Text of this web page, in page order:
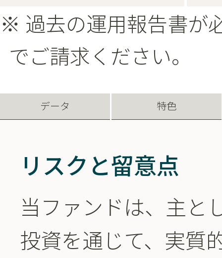
※ 過去の運用報告書が
でご請求ください。
データ 特色
リスクと留意点
当ファンドは、主と
投資を通じて、実質